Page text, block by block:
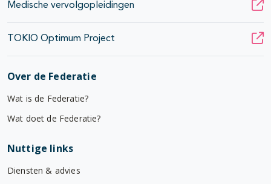
Medische vervolgopleidingen
TOKIO Optimum Project
Over de Federatie
Wat is de Federatie?
Wat doet de Federatie?
Nuttige links
Diensten & advies